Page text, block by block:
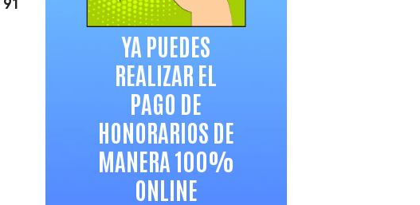
YA PUEDES
REALIZAR EL
PAGO DE
HONORARIOS DE
MANERA 100%
ONLINE